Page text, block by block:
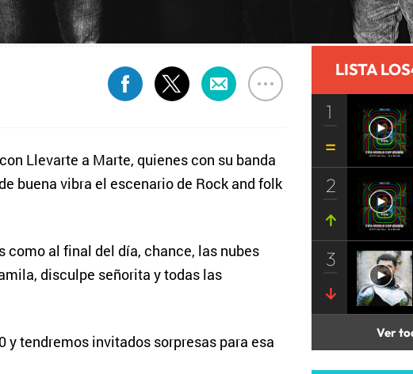
Llevarte a Marte, quienes con su banda
buena vibra el escenario de Rock and folk
al final del día, chance, las nubes
disculpe señorita y todas las
y tendremos invitados sorpresas para esa
LISTA
1
2
3
Ver